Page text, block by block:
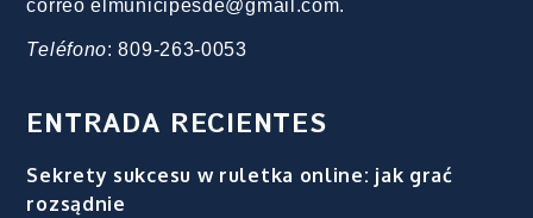
correo elmunicipesde@gmail.com.
Teléfono: 809-263-0053
ENTRADA RECIENTES
Sekrety sukcesu w ruletka online: jak grać
rozsądnie